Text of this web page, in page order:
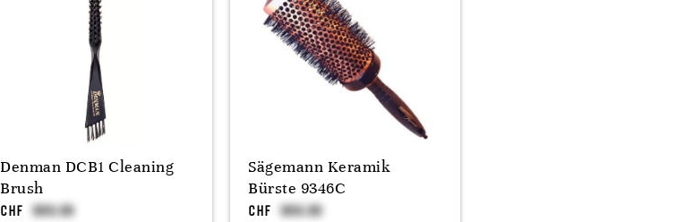
Denman DCB1 Cleaning
Brush
CHF
Sägemann Keramik
Bürste 9346C
CHF